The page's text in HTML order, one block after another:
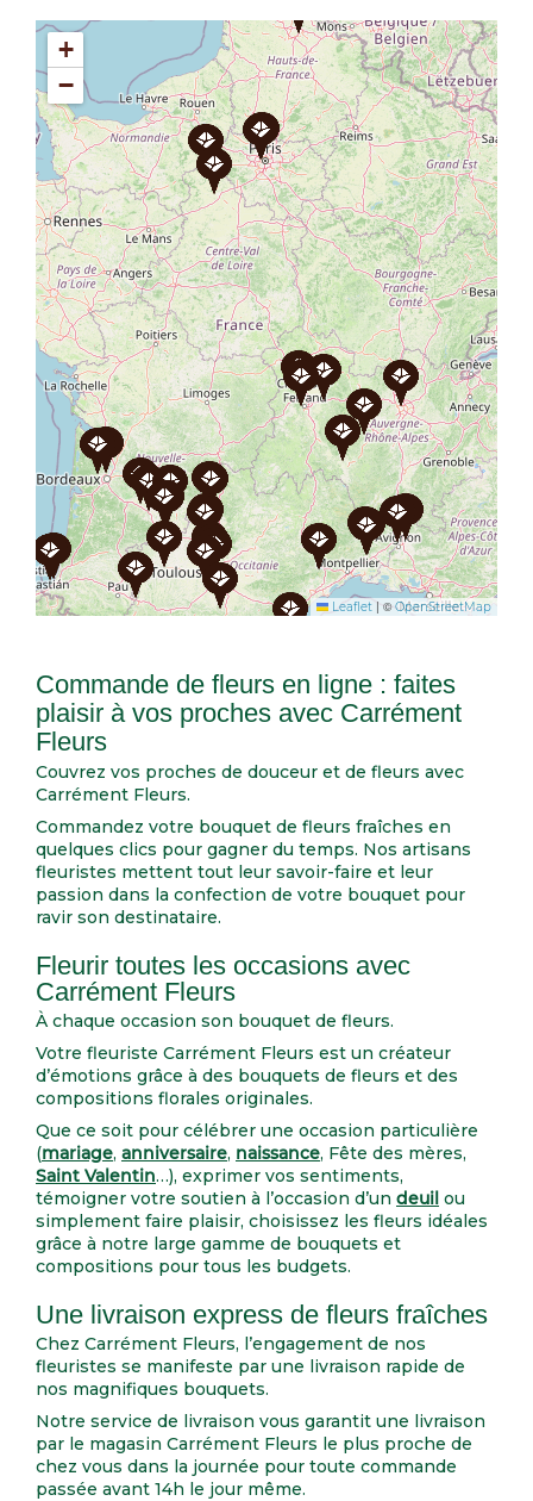
+
−
Leaflet | ©OpenStreetMap
Commande de fleurs en ligne : faites
plaisir à vos proches avec Carrément
Fleurs
Couvrez vos proches de douceur et de fleurs avec
Carrément Fleurs.
Commandez votre bouquet de fleurs fraîches en
quelques clics pour gagner du temps. Nos artisans
fleuristes mettent tout leur savoir-faire et leur
passion dans la confection de votre bouquet pour
ravir son destinataire.
Fleurir toutes les occasions avec
Carrément Fleurs
À chaque occasion son bouquet de fleurs.
Votre fleuriste Carrément Fleurs est un créateur
d’émotions grâce à des bouquets de fleurs et des
compositions florales originales.
Que ce soit pour célébrer une occasion particulière
(mariage, anniversaire, naissance, Fête des mères,
Saint Valentin…), exprimer vos sentiments,
témoigner votre soutien à l’occasion d’un deuil ou
simplement faire plaisir, choisissez les fleurs idéales
grâce à notre large gamme de bouquets et
compositions pour tous les budgets.
Une livraison express de fleurs fraîches
Chez Carrément Fleurs, l’engagement de nos
fleuristes se manifeste par une livraison rapide de
nos magnifiques bouquets.
Notre service de livraison vous garantit une livraison
par le magasin Carrément Fleurs le plus proche de
chez vous dans la journée pour toute commande
passée avant 14h le jour même.